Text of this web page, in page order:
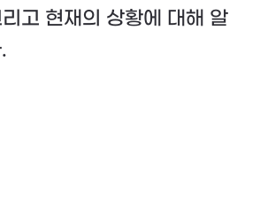
고 현재의 상황에 대해 알